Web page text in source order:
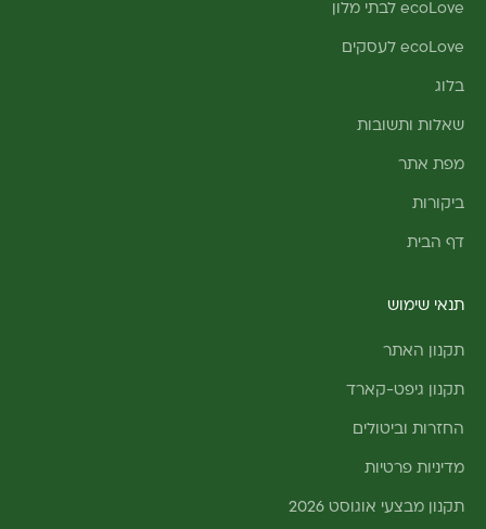
ecoLove לבתי מלון
ecoLove לעסקים
בלוג
שאלות ותשובות
מפת אתר
ביקורות
דף הבית
תנאי שימוש
תקנון האתר
תקנון גיפט-קארד
החזרות וביטולים
מדיניות פרטיות
תקנון מבצעי אוגוסט 2026